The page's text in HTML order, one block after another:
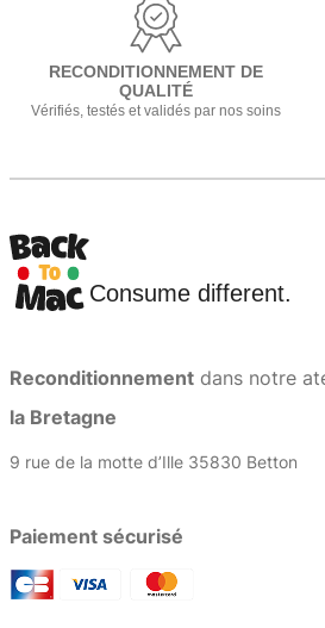
RECONDITIONNEMENT DE
QUALITÉ
Vérifiés, testés et validés par nos soins
Consume different.
Reconditionnement dans notre
la Bretagne
9 rue de la motte d’Ille 35830 Betton
Paiement sécurisé